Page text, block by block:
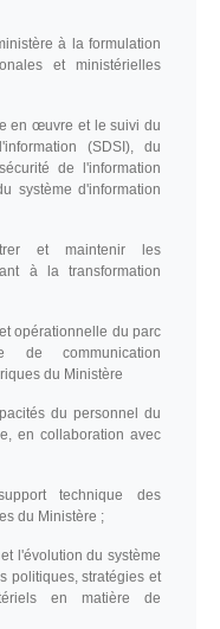
à la formulation
et ministérielles
en œuvre et le suivi du
(SDSI), du
de l'information
système d'information
et maintenir les
à la transformation
opérationnelle du parc
de communication
du Ministère
du personnel du
en collaboration avec
technique des
du Ministère ;
l'évolution du système
politiques, stratégies et
en matière de